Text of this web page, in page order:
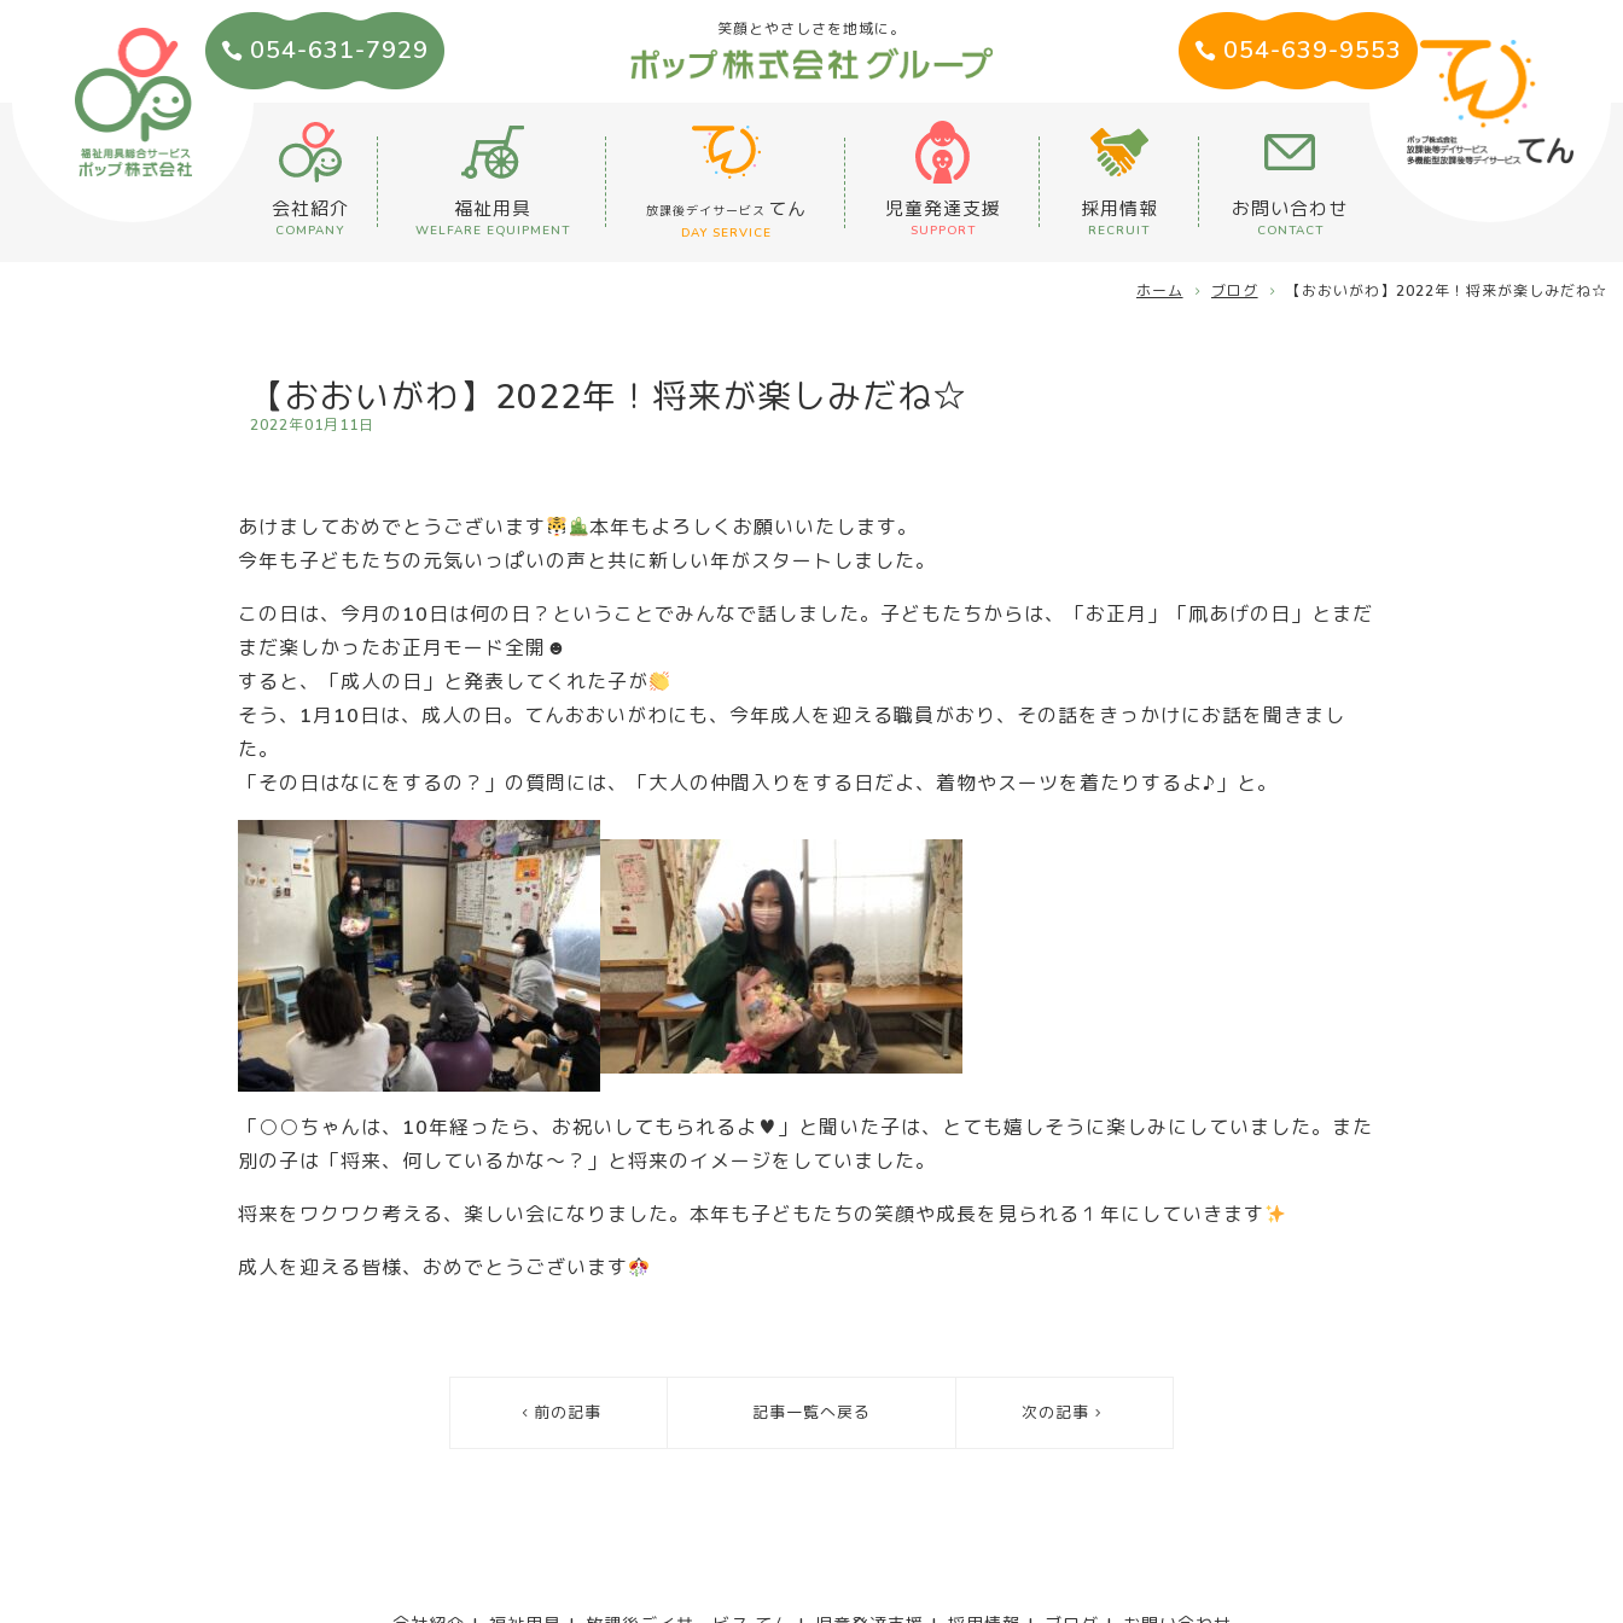
笑顔とやさしさを地域に。
054-631-7929 054-639-9553
会社紹介
COMPANY
福祉用具
WELFARE EQUIPMENT
放課後デイサービス てん
DAY SERVICE
児童発達支援
SUPPORT
採用情報
RECRUIT
お問い合わせ
CONTACT
ホーム ブログ 【おおいがわ】2022年！将来が楽しみだね☆
【おおいがわ】2022年！将来が楽しみだね☆
2022年01月11日
あけましておめでとうございます
本年もよろしくお願いいたします。
今年も子どもたちの元気いっぱいの声と共に新しい年がスタートしました。
この日は、今月の10日は何の日？ということでみんなで話しました。子どもたちからは、「お正月」「凧あげの日」とまだ
まだ楽しかったお正月モード全開☻
すると、「成人の日」と発表してくれた子が
そう、1月10日は、成人の日。てんおおいがわにも、今年成人を迎える職員がおり、その話をきっかけにお話を聞きまし
た。
「その日はなにをするの？」の質問には、「大人の仲間入りをする日だよ、着物やスーツを着たりするよ♪」と。
「○○ちゃんは、10年経ったら、お祝いしてもられるよ♥」と聞いた子は、とても嬉しそうに楽しみにしていました。また
別の子は「将来、何しているかな～？」と将来のイメージをしていました。
将来をワクワク考える、楽しい会になりました。本年も子どもたちの笑顔や成長を見られる１年にしていきます
成人を迎える皆様、おめでとうございます
前の記事 記事一覧へ戻る 次の記事